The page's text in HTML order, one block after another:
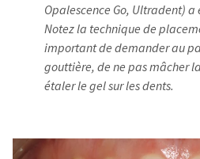
Opalescence Go, Ultradent)
Notez la technique de
important de demander au
gouttière, de ne pas mâcher
étaler le gel sur les dents.